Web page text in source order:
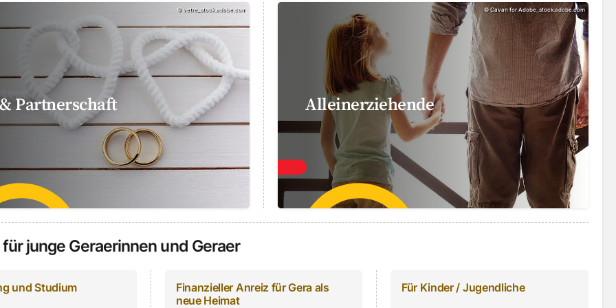
©vetre_stock.adobe.com
Partnerschaft
©Cavan for Adobe_stock.adobe.com
Alleinerziehende
junge Geraerinnen und Geraer
und Studium
Finanzieller Anreiz für Gera als
neue Heimat
Für Kinder / Jugendliche